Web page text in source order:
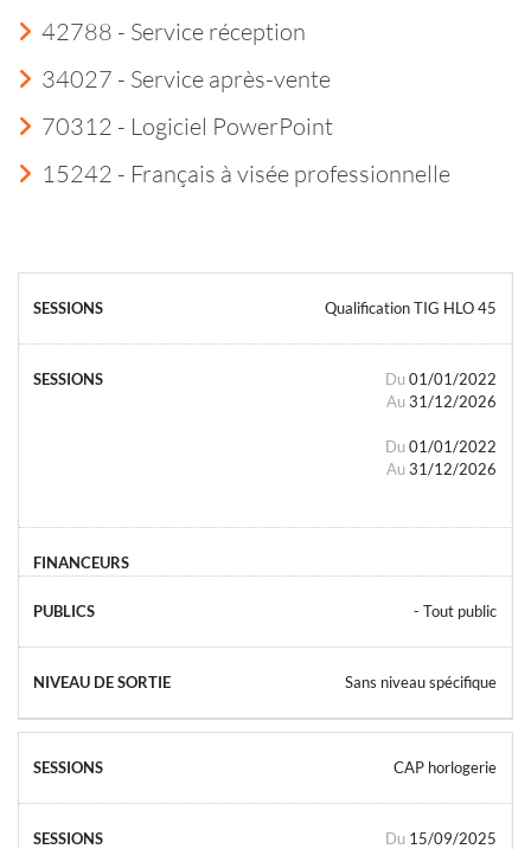
42788 - Service réception
34027 - Service après-vente
70312 - Logiciel PowerPoint
15242 - Français à visée professionnelle
Qualification TIG HLO 45
Du 01/01/2022
Au 31/12/2026
Du 01/01/2022
Au 31/12/2026
- Tout public
Sans niveau spécifique
CAP horlogerie
Du 15/09/2025